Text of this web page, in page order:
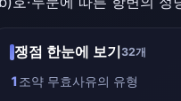
쟁점 한눈에 보기32개
1조약 무효사유의 유형